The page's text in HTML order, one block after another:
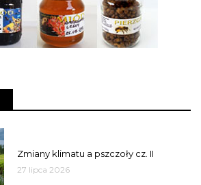
Zmiany klimatu a pszczoły cz. II
27 lipca 2026